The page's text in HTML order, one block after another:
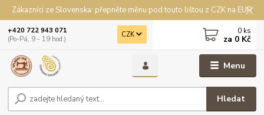
Zákazníci ze Slovenska: přepněte měnu pod touto lištou z CZK na EUR
Menu
CZK
Hledat
+420 722 943 071
(Po-Pá, 9 - 19 hod.)
0 ks
za 0 Kč